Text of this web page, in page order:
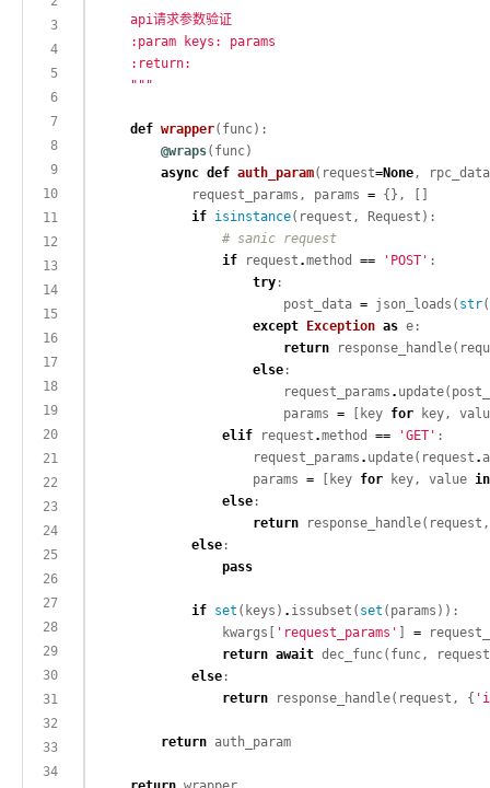
3
4
5
6
7
8
9
10
11
12
13
14
15
16
17
18
19
20
21
22
23
24
25
26
27
28
29
30
31
32
33
34
    api请求参数验证
    """
def wrapper
@wraps
async def auth_param(request=None, rpc_data
            request_params, params
=
if isinstance
# sanic request
if request .method == 'POST'
try
                        post_data
= json_loads( str
except
Exception as
return
else
                        request_params
.
                        params
= [key for key,
elif request .method == 'GET'
                    request_params
. update(request .
                    params
= [key for key, value in
else
return
else
pass
if set (keys) . issubset( set
                kwargs[
'request_params'
=
return await dec_func(func,
else
return response_handle(request, {
return auth_param